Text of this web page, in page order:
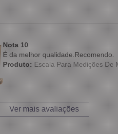
Nota 10
É da melhor qualidade.Recomendo.
Produto:Escala Para Medições De
Ver mais avaliações